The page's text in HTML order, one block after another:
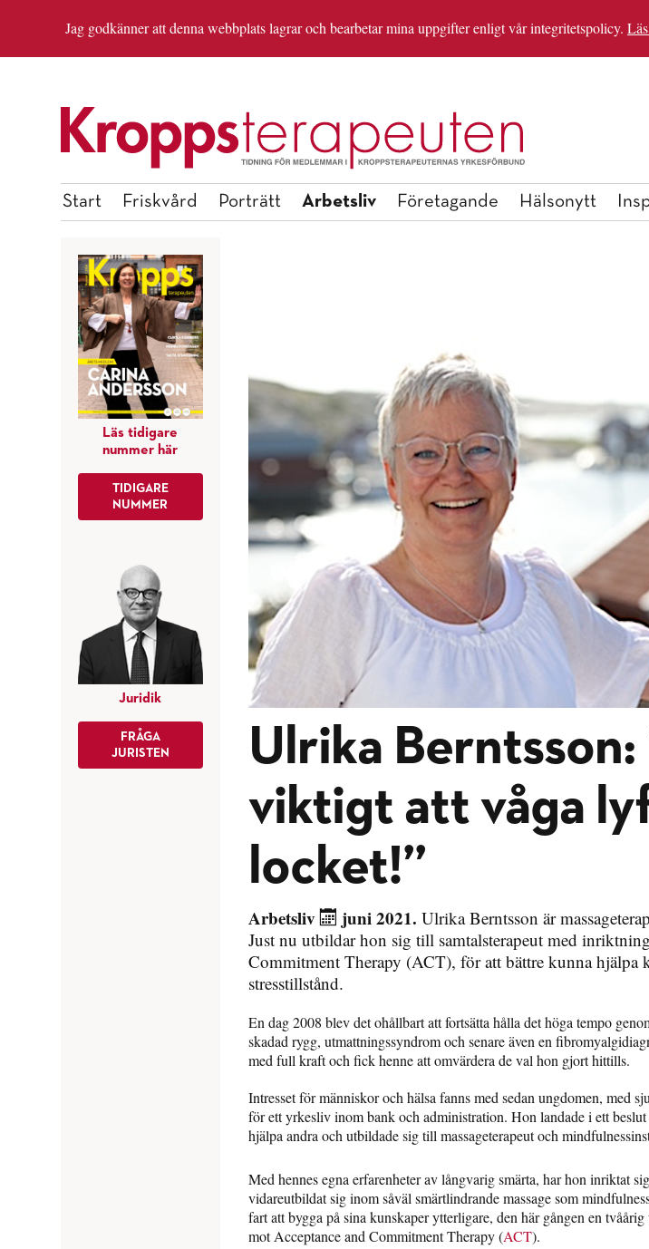
Jag godkänner att denna webbplats lagrar och bearbetar mina uppgifter enligt vår integritetspolicy.
Start Friskvård Porträtt Arbetsliv Företagande Hälsonytt
OM REDAKTIONEN ANMÄL DIG TILL INSPIRATIONSHELGEN BLI MEDLEM
Ulrika Berntsson:
viktigt att våga
locket!”
Arbetsliv juni 2021. Ulrika Berntsson är
Just nu utbildar hon sig till samtalsterapeut med
Commitment Therapy (ACT), för att bättre kunna hjälpa
stresstillstånd.
En dag 2008 blev det ohållbart att fortsätta hålla det höga tempo
skadad rygg, utmattningssyndrom och senare även en
med full kraft och fick henne att omvärdera de val hon gjort hittills.
Intresset för människor och hälsa fanns med sedan ungdomen, med
för ett yrkesliv inom bank och administration. Hon landade i ett
hjälpa andra och utbildade sig till massageterapeut och
Med hennes egna erfarenheter av långvarig smärta, har hon inriktat
vidareutbildat sig inom såväl smärtlindrande massage som
fart att bygga på sina kunskaper ytterligare, den här gången en
mot Acceptance and Commitment Therapy (ACT).
Läs tidigare
nummer här
TIDIGARE
NUMMER
Juridik
FRÅGA
JURISTEN